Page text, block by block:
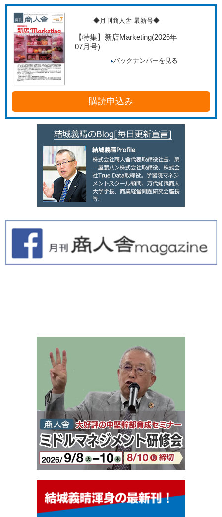
◆月刊商人舎 最新号◆
【特集】新店Marketing(2026年
07月号)
バックナンバーを見る
購読申込み